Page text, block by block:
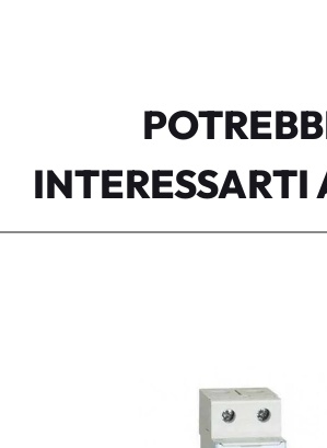
INTERESSARTI